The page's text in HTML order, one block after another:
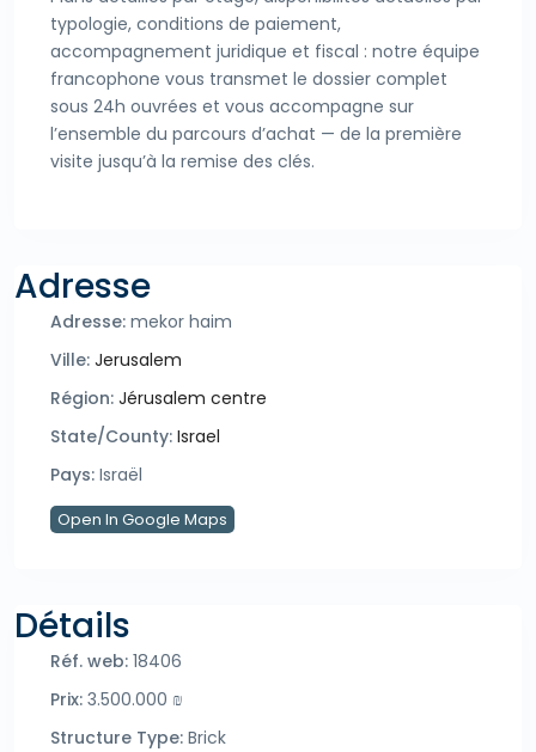
typologie, conditions de paiement,
accompagnement juridique et fiscal : notre équipe
francophone vous transmet le dossier complet
sous 24h ouvrées et vous accompagne sur
l’ensemble du parcours d’achat — de la première
visite jusqu’à la remise des clés.
Adresse
Adresse: mekor haim
Ville: Jerusalem
Région: Jérusalem centre
State/County: Israel
Pays: Israël
Open In Google Maps
Détails
Réf. web: 18406
Prix: 3.500.000 ₪
Structure Type: Brick